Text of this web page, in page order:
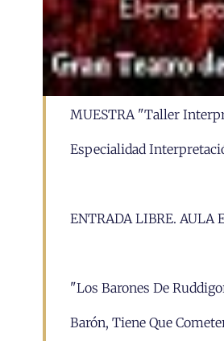
MUESTRA "Taller
Especialidad
ENTRADA LIBRE. AULA
"Los Barones De
Barón, Tiene Que